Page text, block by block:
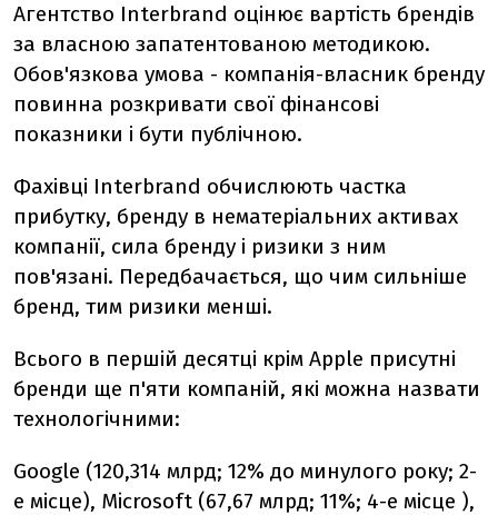
Агентство Interbrand оцінює вартість брендів
за власною запатентованою методикою.
Обов'язкова умова - компанія-власник бренду
повинна розкривати свої фінансові
показники і бути публічною.
Фахівці Interbrand обчислюють частка
прибутку, бренду в нематеріальних активах
компанії, сила бренду і ризики з ним
пов'язані. Передбачається, що чим сильніше
бренд, тим ризики менші.
Всього в першій десятці крім Apple присутні
бренди ще п'яти компаній, які можна назвати
технологічними:
Google (120,314 млрд; 12% до минулого року; 2-
е місце), Microsoft (67,67 млрд; 11%; 4-е місце ),